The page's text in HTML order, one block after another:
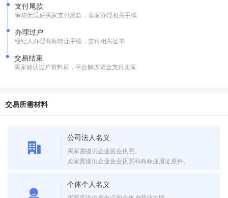
支付尾款
审核无误后买家支付尾款，卖家办理相关手续
办理过户
经纪人办理商标转让手续，交付相关证书
交易结束
买家确认过户资料后，平台解冻资金支付卖家
交易所需材料
公司法人名义
买家需提供企业营业执照。
卖家需提供企业营业执照和商标注册证原件。
个体个人名义